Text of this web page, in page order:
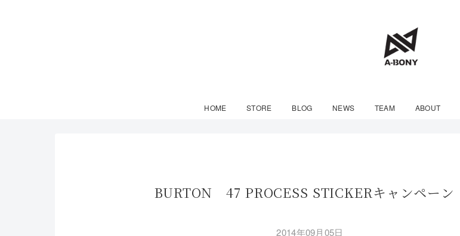
HOME STORE BLOG NEWS TEAM ABOUT
BURTON 47 PROCESS STICKERキャンペーン
2014年09月05日